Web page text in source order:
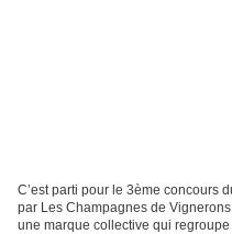
C’est parti pour le 3ème concours
par Les Champagnes de
une marque collective qui